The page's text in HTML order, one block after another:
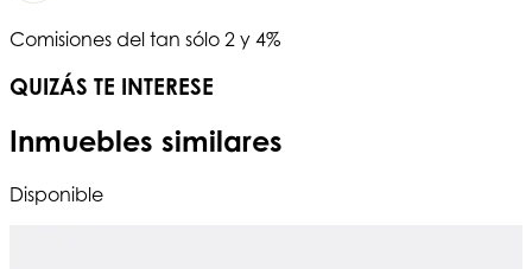
Comisiones del tan sólo 2 y 4%
QUIZÁS TE INTERESE
Inmuebles similares
Disponible